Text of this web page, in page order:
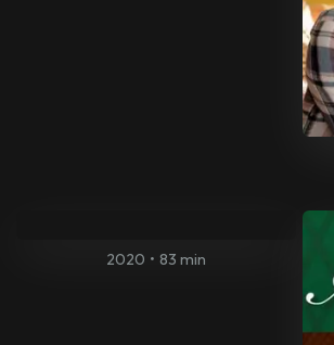
2020 • 83 min